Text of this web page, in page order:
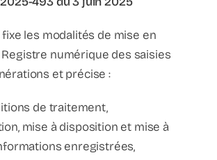
les modalités de mise en
numérique des saisies
et précise :
de traitement,
mise à disposition et mise à
enregistrées,